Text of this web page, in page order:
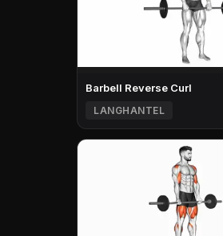
Barbell Reverse Curl
LANGHANTEL